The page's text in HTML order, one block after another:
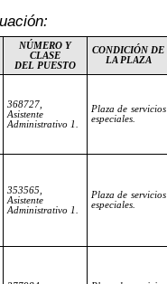
NÚMERO Y
CLASE
DEL PUESTO
CONDICIÓN DE
LA PLAZA
368727,
Asistente
Administrativo 1.
Plaza de servicios
especiales.
353565,
Asistente
Administrativo 1.
Plaza de servicios
especiales.